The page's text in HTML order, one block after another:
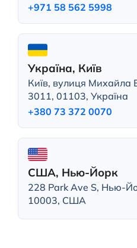
+971 58 562 5998
Україна, Київ
Київ, вулиця Михайла
3011, 01103, Україна
+380 73 372 0070
США, Нью-Йорк
228 Park Ave S, Нью-
10003, США